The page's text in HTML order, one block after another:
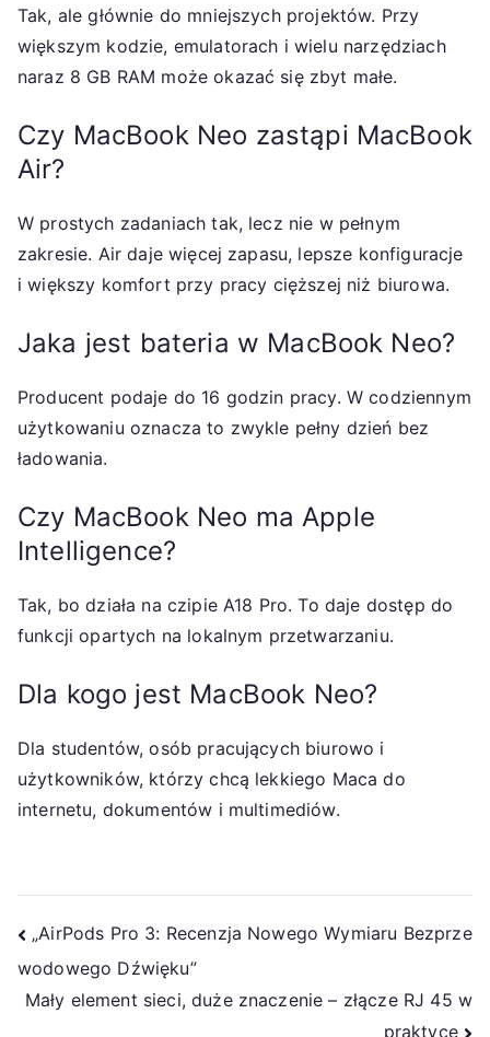
Tak, ale głównie do mniejszych projektów. Przy
większym kodzie, emulatorach i wielu narzędziach
naraz 8 GB RAM może okazać się zbyt małe.
Czy MacBook Neo zastąpi MacBook
Air?
W prostych zadaniach tak, lecz nie w pełnym
zakresie. Air daje więcej zapasu, lepsze konfiguracje
i większy komfort przy pracy cięższej niż biurowa.
Jaka jest bateria w MacBook Neo?
Producent podaje do 16 godzin pracy. W codziennym
użytkowaniu oznacza to zwykle pełny dzień bez
ładowania.
Czy MacBook Neo ma Apple
Intelligence?
Tak, bo działa na czipie A18 Pro. To daje dostęp do
funkcji opartych na lokalnym przetwarzaniu.
Dla kogo jest MacBook Neo?
Dla studentów, osób pracujących biurowo i
użytkowników, którzy chcą lekkiego Maca do
internetu, dokumentów i multimediów.
Nawigacja
wpisu
„AirPods Pro 3: Recenzja Nowego Wymiaru Bezprze
wodowego Dźwięku”
Mały element sieci, duże znaczenie – złącze RJ 45 w
praktyce